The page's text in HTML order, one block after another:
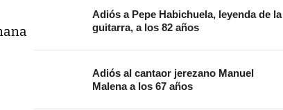
Adiós a Pepe Habichuela, leyenda de la
guitarra, a los 82 años
Adiós al cantaor jerezano Manuel
Malena a los 67 años